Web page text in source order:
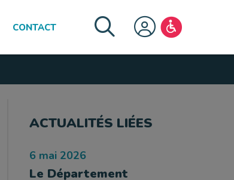
CONTACT
FERMER LE MENU
ACTUALITÉS LIÉES
6 mai 2026
Le Département